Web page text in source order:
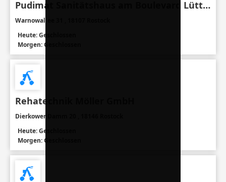
Pudimat Sanitätshaus am Boulevard Lütten Klein
Warnowallee 31 , 18107 Rostock
Heute: Geschlossen
Morgen: Geschlossen
Rehatechnik Möller GmbH
Dierkower Damm 20 , 18146 Rostock
Heute: Geschlossen
Morgen: Geschlossen